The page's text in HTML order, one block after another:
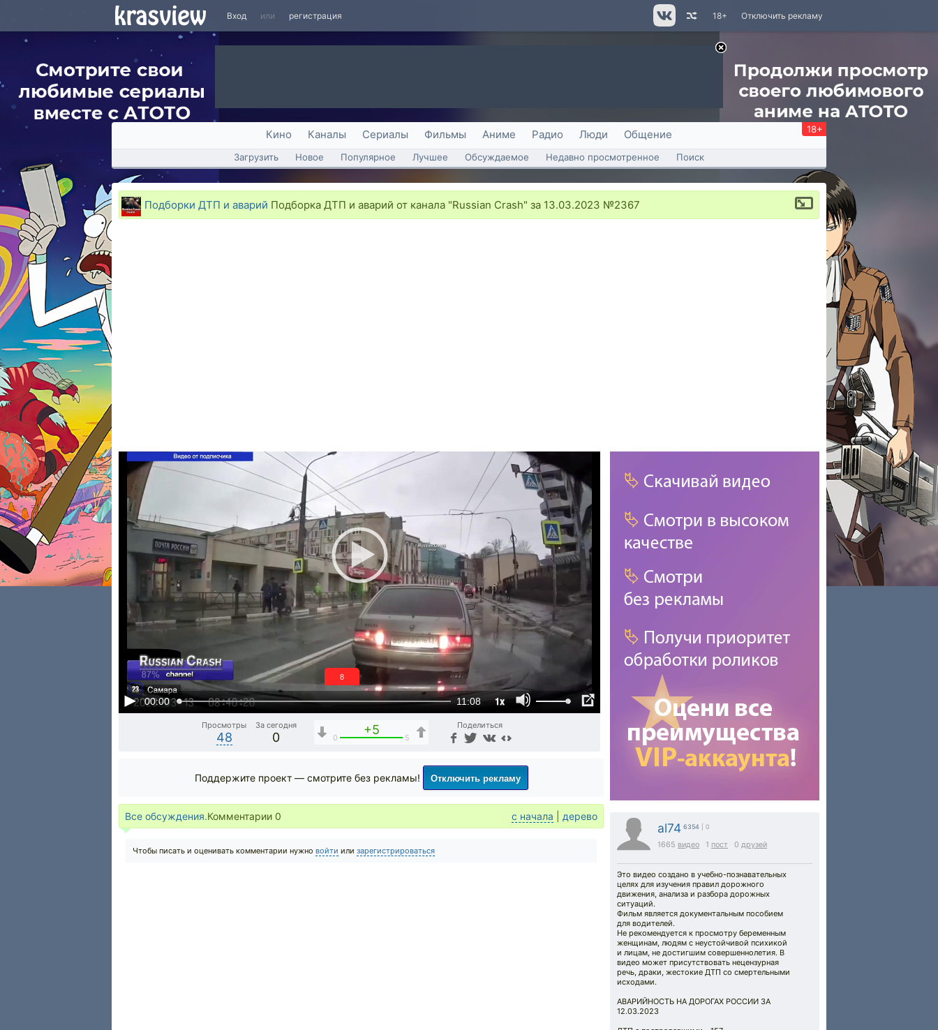
Вход или регистрация Отключить рекламу
18+
Кино Каналы Сериалы Фильмы Аниме Радио Люди Общение 18+
Загрузить Новое Популярное Лучшее Обсуждаемое Недавно просмотренное Поиск
Подборки ДТП и аварий Подборка ДТП и аварий от канала "Russian Crash" за 13.03.2023 №2367
00:00 11:08 1x
7
Просмотры
48
За сегодня
0
+5
0 5
Поделиться
al74 6354 | 0
1665 видео 1 пост 0 друзей
Это видео создано в учебно-познавательных
целях для изучения правил дорожного
движения, анализа и разбора дорожных
ситуаций.
Фильм является документальным пособием
для водителей.
Не рекомендуется к просмотру беременным
женщинам, людям с неустойчивой психикой
и лицам, не достигшим совершеннолетия. В
видео может присутствовать нецензурная
речь, драки, жестокие ДТП со смертельными
исходами.
АВАРИЙНОСТЬ НА ДОРОГАХ РОССИИ ЗА
12.03.2023
Поддержите проект — смотрите без рекламы! Отключить рекламу
Все обсуждения.Комментарии 0 с начала дерево
Чтобы писать и оценивать комментарии нужно войти или зарегистрироваться